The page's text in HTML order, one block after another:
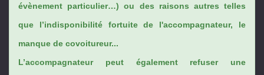
évènement particulier…) ou des raisons autres telles
que l’indisponibilité fortuite de l'accompagnateur, le
manque de covoitureur...
L’accompagnateur peut également refuser une